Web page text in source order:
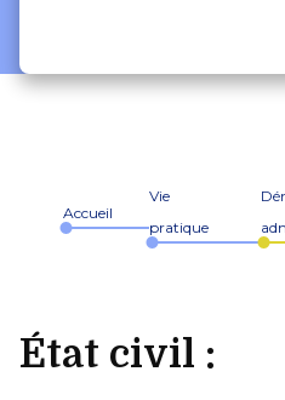
Accueil
Vie
pratique
État civil :